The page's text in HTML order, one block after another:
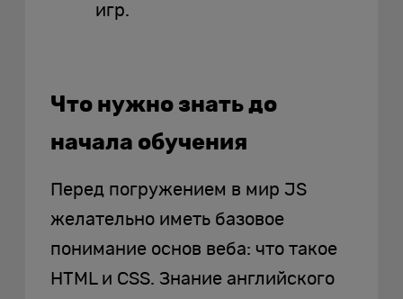
игр.
Что нужно знать до
начала обучения
Перед погружением в мир JS
желательно иметь базовое
понимание основ веба: что такое
HTML и CSS. Знание английского